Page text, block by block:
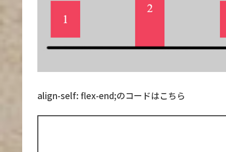
align-self: flex-end;のコードはこちら